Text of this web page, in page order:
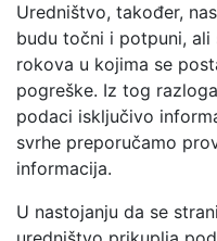
Uredništvo, također,
budu točni i potpuni,
rokova u kojima se
pogreške. Iz tog
podaci isključivo
svrhe preporučamo
informacija.
U nastojanju da se